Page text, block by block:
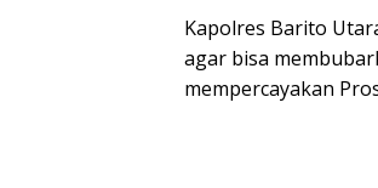
Kapolres Barito
agar bisa
mempercayakan